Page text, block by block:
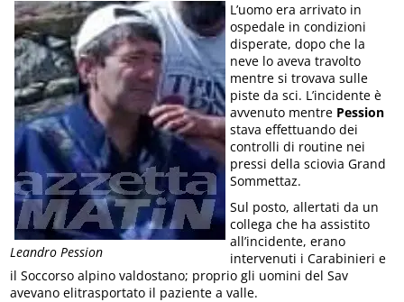
Leandro Pession
L’uomo era arrivato in
ospedale in condizioni
disperate, dopo che la
neve lo aveva travolto
mentre si trovava sulle
piste da sci. L’incidente è
avvenuto mentre Pession
stava effettuando dei
controlli di routine nei
pressi della sciovia Grand
Sommettaz.
Sul posto, allertati da un
collega che ha assistito
all’incidente, erano
intervenuti i Carabinieri e
il Soccorso alpino valdostano; proprio gli uomini del Sav
avevano elitrasportato il paziente a valle.